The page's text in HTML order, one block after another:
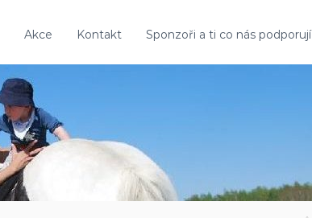
Akce Kontakt Sponzoři a ti co nás podporují